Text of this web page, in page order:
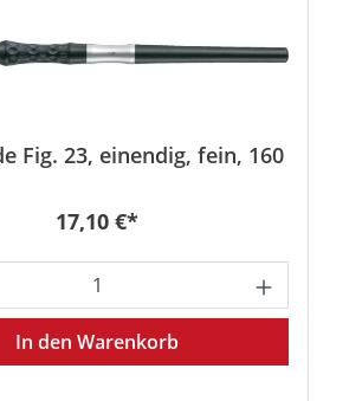
Fig. 23, einendig, fein, 160
Regulärer Preis:
17,10 €*
Anzahl: Gib den
In den Warenkorb